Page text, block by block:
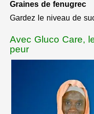
Graines de fenugrec
Gardez le niveau de
Avec Gluco Care,
peur